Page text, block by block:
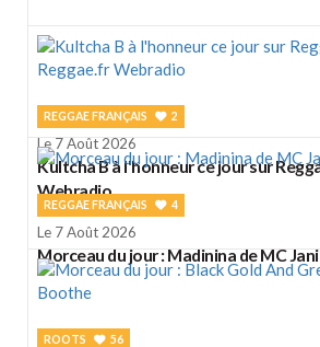
REGGAE FRANÇAIS 2
Le 7 Août 2026
Kultcha B à l'honneur ce jour sur
Webradio
REGGAE FRANÇAIS 4
Le 7 Août 2026
Morceau du jour : Madinina de MC
ROOTS 56